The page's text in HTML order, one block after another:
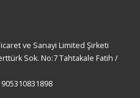
ve Sanayi Limited Şirketi
Sok. No:7 Tahtakale Fatih /
905310831898